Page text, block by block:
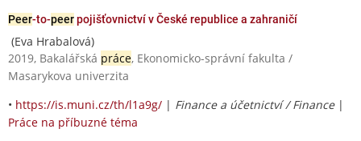
Peer-to-peerpojišťovnictví v České republice a zahraničí
(Eva Hrabalová)
2019, Bakalářská práce, Ekonomicko-správní fakulta /
Masarykova univerzita
• https://is.muni.cz/th/l1a9g/ | Finance a účetnictví / Finance|
Práce na příbuzné téma